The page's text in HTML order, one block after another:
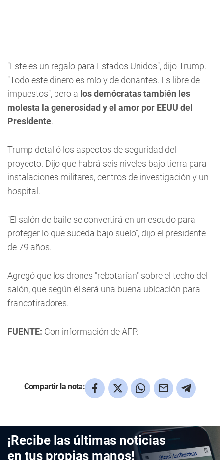
"Este es un regalo para Estados Unidos", dijo Trump.
"Todo este dinero es mío y de donantes. Es libre de
impuestos", pero a los demócratas también les
molesta la generosidad y el amor por EEUU del
Presidente.
Trump detalló los aspectos de seguridad del
proyecto. Dijo que habrá seis niveles bajo tierra para
instalaciones militares, centros de investigación y un
hospital.
"El salón de baile se convertirá en un escudo para
proteger lo que suceda bajo suelo", dijo el presidente
de 79 años.
Agregó que los drones "rebotarían" sobre el techo del
salón, que según él será una buena ubicación para
francotiradores.
FUENTE: Con información de AFP.
Compartir la nota:
¡Recibe las últimas noticias
en tus propias manos!